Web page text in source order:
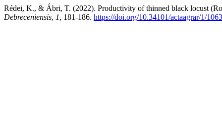
Rédei, K., & Ábri, T. (2022). Productivity of thinned black locust
Debreceniensis, 1, 181-186. https://doi.org/10.34101/actaagrar/1/